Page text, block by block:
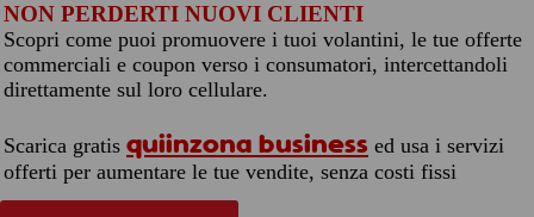
NON PERDERTI NUOVI CLIENTI
Scopri come puoi promuovere i tuoi volantini, le tue offerte
commerciali e coupon verso i consumatori, intercettandoli
direttamente sul loro cellulare.
Scarica gratis quiinzona business ed usa i servizi
offerti per aumentare le tue vendite, senza costi fissi